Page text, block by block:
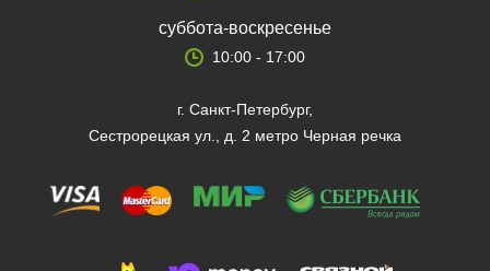
суббота-воскресенье
10:00 - 17:00
г. Санкт-Петербург,
Сестрорецкая ул., д. 2 метро Черная речка